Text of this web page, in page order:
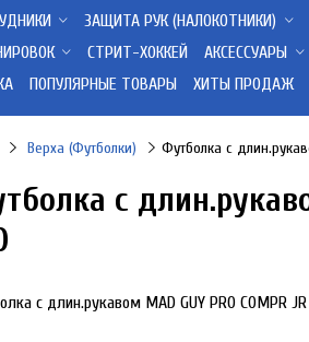
ЗАЩИТА РУК (НАЛОКОТНИКИ)
СТРИТ-ХОККЕЙ
АКСЕССУАРЫ
ПОПУЛЯРНЫЕ ТОВАРЫ ХИТЫ ПРОДАЖ
Верха (Футболки) Футболка с
с
с длин.рукавом MAD GUY PRO COMPR